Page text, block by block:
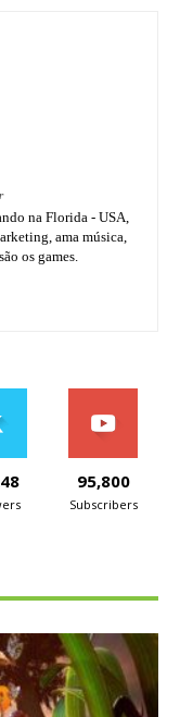
na Florida - USA,
ama música,
os games.
95,800
Subscribers